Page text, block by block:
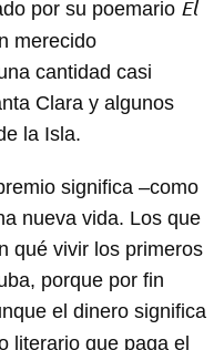
por su poemario El
merecido
cantidad casi
Clara y algunos
la Isla.
significa –como
nueva vida. Los que
qué vivir los primeros
porque por fin
el dinero significa
literario que paga el